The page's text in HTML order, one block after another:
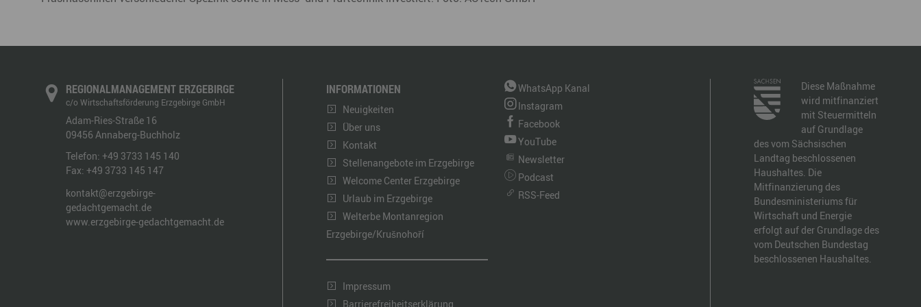
REGIONALMANAGEMENT ERZGEBIRGE
c/o Wirtschaftsförderung Erzgebirge GmbH
Adam-Ries-Straße 16
09456 Annaberg-Buchholz
Telefon: +49 3733 145 140
Fax: +49 3733 145 147
kontakt@erzgebirge-
gedachtgemacht.de
www.erzgebirge-gedachtgemacht.de
INFORMATIONEN
Neuigkeiten
Über uns
Kontakt
Stellenangebote im Erzgebirge
Welcome Center Erzgebirge
Urlaub im Erzgebirge
Welterbe Montanregion
Erzgebirge/Krušnohoří
Impressum
Barrierefreiheitserklärung
WhatsApp Kanal
Instagram
Facebook
YouTube
Newsletter
Podcast
RSS-Feed
Diese Maßnahme
wird mitfinanziert
mit Steuermitteln
auf Grundlage
des vom Sächsischen
Landtag beschlossenen
Haushaltes. Die
Mitfinanzierung des
Bundesministeriums für
Wirtschaft und Energie
erfolgt auf der Grundlage des
vom Deutschen Bundestag
beschlossenen Haushaltes.